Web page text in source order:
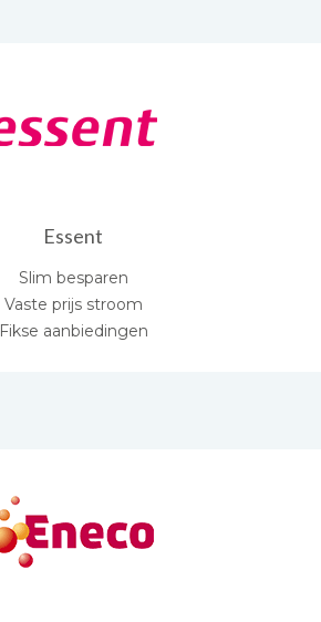
Essent
Slim besparen
Vaste prijs stroom
Fikse aanbiedingen